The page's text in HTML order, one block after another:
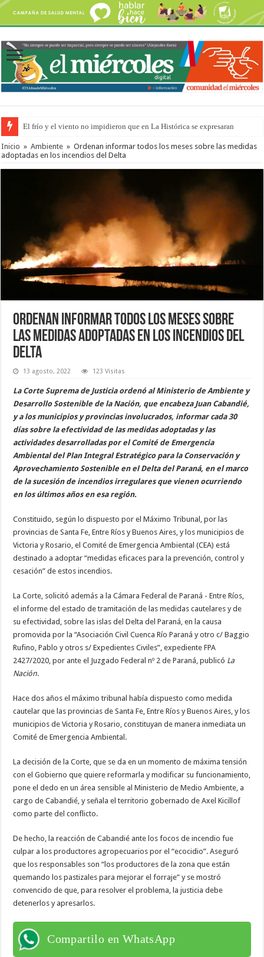
El frío y el viento no impidieron que en La Histórica se expresaran
Inicio » Ambiente » Ordenan informar todos los meses sobre las medidas
adoptadas en los incendios del Delta
Ordenan informar todos los meses sobre
las medidas adoptadas en los incendios del
Delta
13 agosto, 2022 123 Visitas
La Corte Suprema de Justicia ordenó al Ministerio de Ambiente y
Desarrollo Sostenible de la Nación, que encabeza Juan Cabandié,
y a los municipios y provincias involucrados, informar cada 30
días sobre la efectividad de las medidas adoptadas y las
actividades desarrolladas por el Comité de Emergencia
Ambiental del Plan Integral Estratégico para la Conservación y
Aprovechamiento Sostenible en el Delta del Paraná, en el marco
de la sucesión de incendios irregulares que vienen ocurriendo
en los últimos años en esa región.
Constituido, según lo dispuesto por el Máximo Tribunal, por las
provincias de Santa Fe, Entre Ríos y Buenos Aires, y los municipios de
Victoria y Rosario, el Comité de Emergencia Ambiental (CEA) está
destinado a adoptar “medidas eficaces para la prevención, control y
cesación” de estos incendios.
La Corte, solicitó además a la Cámara Federal de Paraná - Entre Ríos,
el informe del estado de tramitación de las medidas cautelares y de
su efectividad, sobre las islas del Delta del Paraná, en la causa
promovida por la “Asociación Civil Cuenca Río Paraná y otro c/ Baggio
Rufino, Pablo y otros s/ Expedientes Civiles”, expediente FPA
2427/2020, por ante el Juzgado Federal nº 2 de Paraná, publicó La
Nación.
Hace dos años el máximo tribunal había dispuesto como medida
cautelar que las provincias de Santa Fe, Entre Ríos y Buenos Aires, y los
municipios de Victoria y Rosario, constituyan de manera inmediata un
Comité de Emergencia Ambiental.
La decisión de la Corte, que se da en un momento de máxima tensión
con el Gobierno que quiere reformarla y modificar su funcionamiento,
pone el dedo en un área sensible al Ministerio de Medio Ambiente, a
cargo de Cabandié, y señala el territorio gobernado de Axel Kicillof
como parte del conflicto.
De hecho, la reacción de Cabandié ante los focos de incendio fue
culpar a los productores agropecuarios por el “ecocidio”. Aseguró
que los responsables son “los productores de la zona que están
quemando los pastizales para mejorar el forraje” y se mostró
convencido de que, para resolver el problema, la justicia debe
detenerlos y apresarlos.
Compartilo en WhatsApp